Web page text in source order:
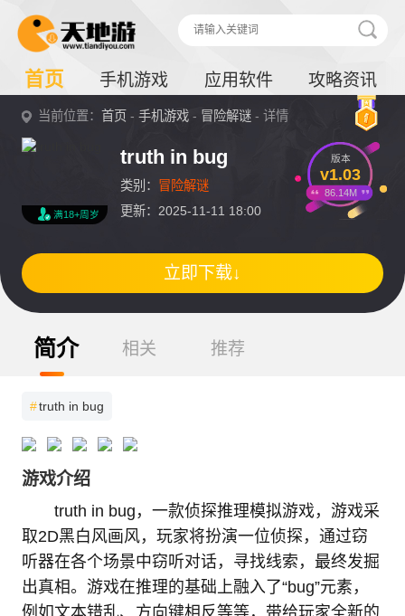
首页 手机游戏 应用软件 攻略资讯
当前位置：首页 -手机游戏 - 冒险解谜 - 详情
满18+周岁
truth in bug
类别： 冒险解谜
更新：2025-11-11 18:00
版本
v1.03
86.14M
立即下载↓
简介 相关 推荐
#truth in bug
游戏介绍
truth in bug，一款侦探推理模拟游戏，游戏采
取2D黑白风画风，玩家将扮演一位侦探，通过窃
听器在各个场景中窃听对话，寻找线索，最终发掘
出真相。游戏在推理的基础上融入了“bug”元素，